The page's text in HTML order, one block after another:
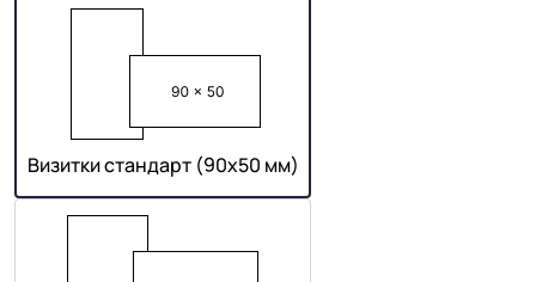
Визитки стандарт (90х50 мм)